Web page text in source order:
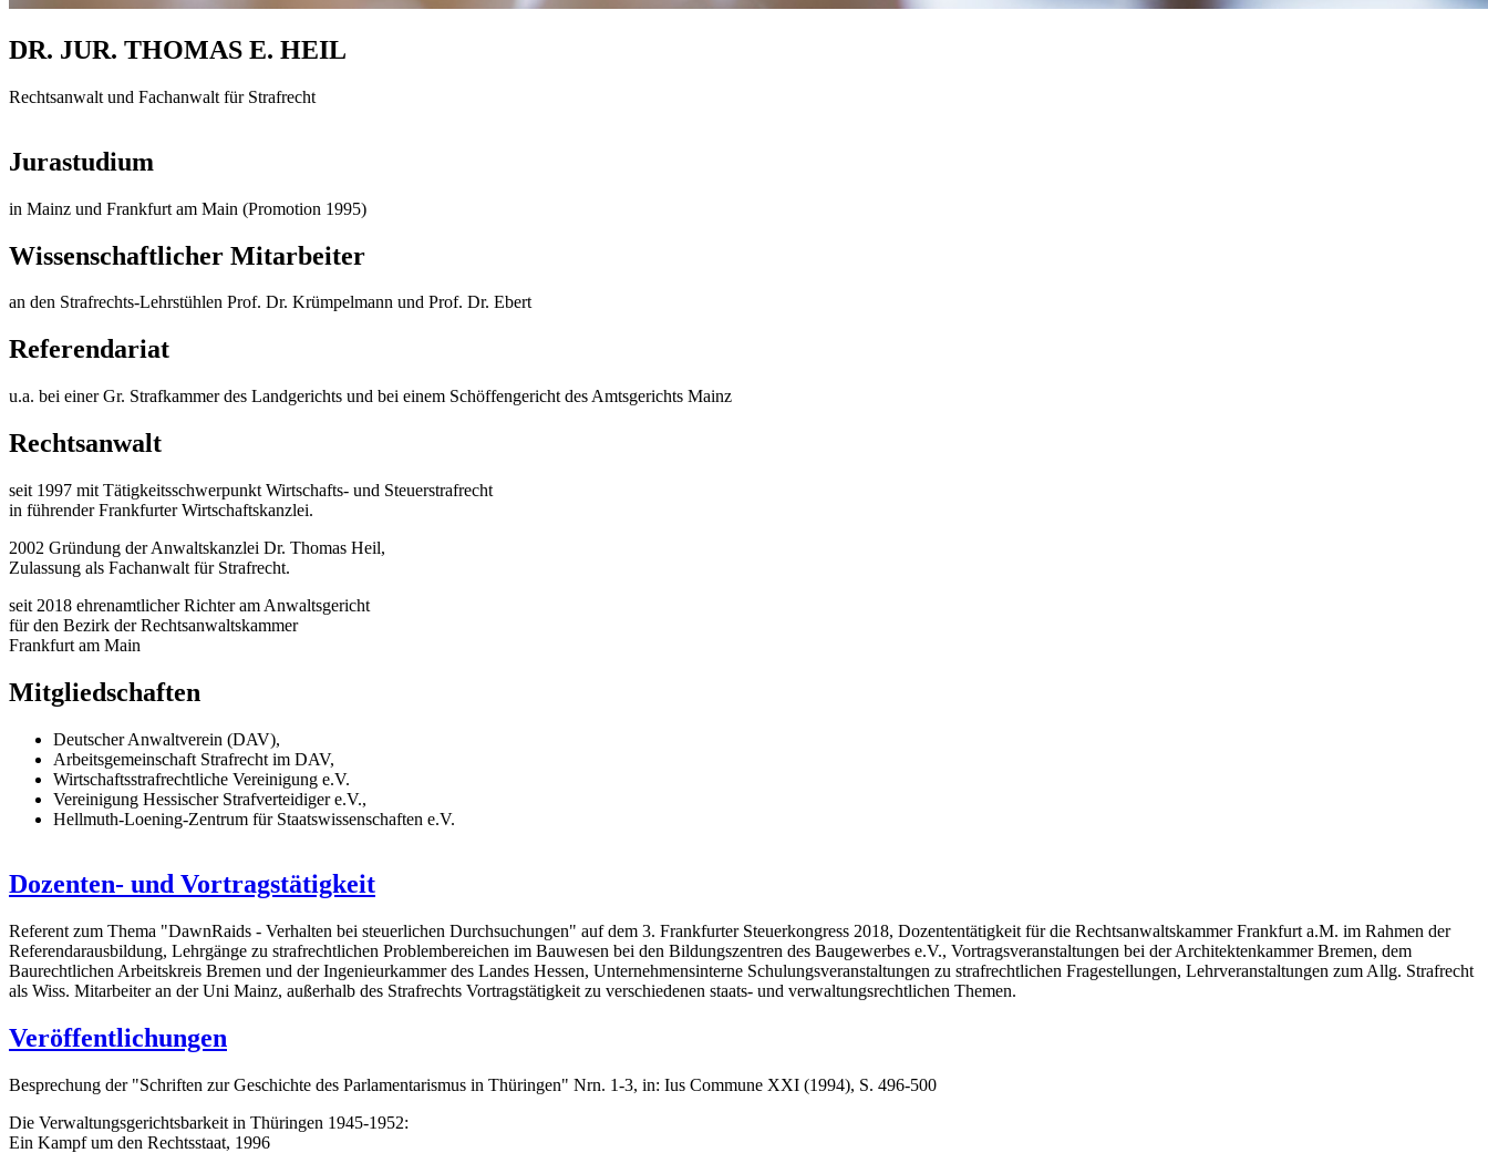
DR. JUR. THOMAS E. HEIL
Rechtsanwalt und Fachanwalt für Strafrecht
Jurastudium
in Mainz und Frankfurt am Main (Promotion 1995)
Wissenschaftlicher Mitarbeiter
an den Strafrechts-Lehrstühlen Prof. Dr. Krümpelmann und Prof. Dr. Ebert
Referendariat
u.a. bei einer Gr. Strafkammer des Landgerichts und bei einem Schöffengericht des Amtsgerichts Mainz
Rechtsanwalt
seit 1997 mit Tätigkeitsschwerpunkt Wirtschafts- und Steuerstrafrecht
in führender Frankfurter Wirtschaftskanzlei.
2002 Gründung der Anwaltskanzlei Dr. Thomas Heil,
Zulassung als Fachanwalt für Strafrecht.
seit 2018 ehrenamtlicher Richter am Anwaltsgericht
für den Bezirk der Rechtsanwaltskammer
Frankfurt am Main
Mitgliedschaften
Deutscher Anwaltverein (DAV),
Arbeitsgemeinschaft Strafrecht im DAV,
Wirtschaftsstrafrechtliche Vereinigung e.V.
Vereinigung Hessischer Strafverteidiger e.V.,
Hellmuth-Loening-Zentrum für Staatswissenschaften e.V.
Dozenten- und Vortragstätigkeit
Referent zum Thema "DawnRaids - Verhalten bei steuerlichen Durchsuchungen" auf dem 3. Frankfurter Steuerkongress 2018, Dozententätigkeit für die Rechtsanwaltskammer Frankfurt a.M. im Rahmen der
Referendarausbildung, Lehrgänge zu strafrechtlichen Problembereichen im Bauwesen bei den Bildungszentren des Baugewerbes e.V., Vortragsveranstaltungen bei der Architektenkammer Bremen, dem
Baurechtlichen Arbeitskreis Bremen und der Ingenieurkammer des Landes Hessen, Unternehmensinterne Schulungsveranstaltungen zu strafrechtlichen Fragestellungen, Lehrveranstaltungen zum Allg. Strafrecht
als Wiss. Mitarbeiter an der Uni Mainz, außerhalb des Strafrechts Vortragstätigkeit zu verschiedenen staats- und verwaltungsrechtlichen Themen.
Veröffentlichungen
Besprechung der "Schriften zur Geschichte des Parlamentarismus in Thüringen" Nrn. 1-3, in: Ius Commune XXI (1994), S. 496-500
Die Verwaltungsgerichtsbarkeit in Thüringen 1945-1952:
Ein Kampf um den Rechtsstaat, 1996